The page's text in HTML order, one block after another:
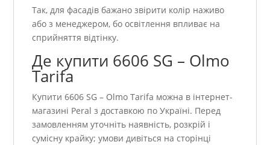
Так, для фасадів бажано звірити колір наживо
або з менеджером, бо освітлення впливає на
сприйняття відтінку.
Де купити 6606 SG – Olmo
Tarifa
Купити 6606 SG – Olmo Tarifa можна в інтернет-
магазині Peral з доставкою по Україні. Перед
замовленням уточніть наявність, розкрій і
сумісну крайку; умови дивіться на сторінці